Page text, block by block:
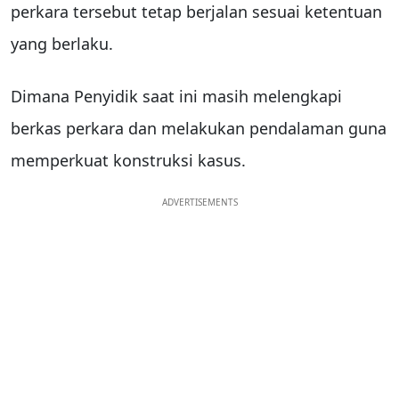
perkara tersebut tetap berjalan sesuai ketentuan
yang berlaku.
Dimana Penyidik saat ini masih melengkapi
berkas perkara dan melakukan pendalaman guna
memperkuat konstruksi kasus.
ADVERTISEMENTS